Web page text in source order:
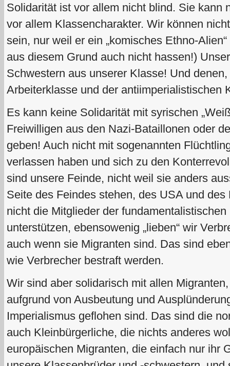
Solidarität ist vor allem nicht blind. Sie kann
vor allem Klassencharakter. Wir können
sein, nur weil er ein „komisches Ethno-
aus diesem Grund auch nicht hassen!)
Schwestern aus unserer Klasse! Und
Arbeiterklasse und der antiimperialistischen
Es kann keine Solidarität mit syrischen
Freiwilligen aus den Nazi-Bataillonen oder
geben! Auch nicht mit sogenannten
verlassen haben und sich zu den
sind unsere Feinde, nicht weil sie anders
Seite des Feindes stehen, des USA und
nicht die Mitglieder der
unterstützen, ebensowenig „lieben“ wir
auch wenn sie Migranten sind. Das sind
wie Verbrecher bestraft werden.
Wir sind aber solidarisch mit allen
aufgrund von Ausbeutung und
Imperialismus geflohen sind. Das sind die
auch Kleinbürgerliche, die nichts anderes
europäischen Migranten, die einfach nur ihr